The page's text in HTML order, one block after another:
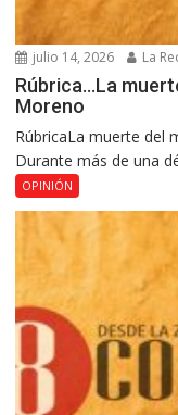
julio 14, 2026 La
Rúbrica…La
Moreno
RúbricaLa muerte del
Durante más de una
OPINIÓN